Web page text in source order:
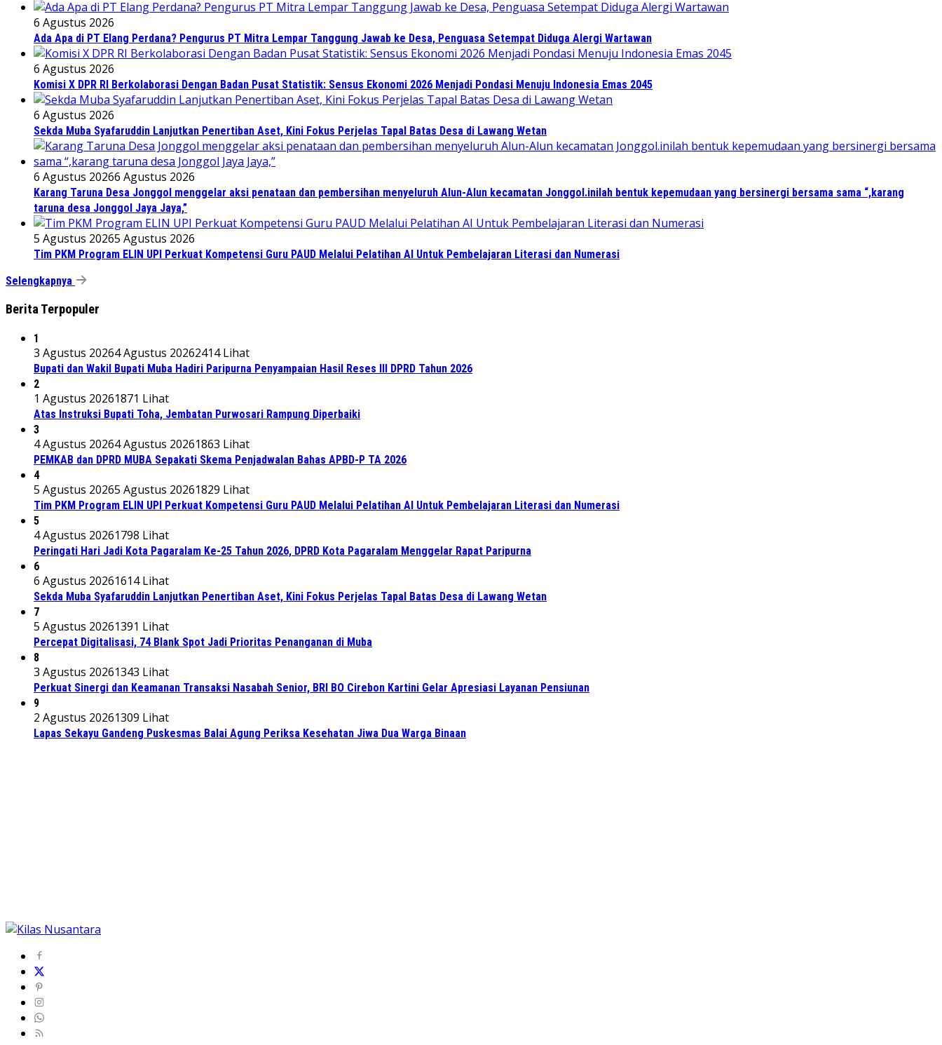
6 Agustus 2026
Ada Apa di PT Elang Perdana? Pengurus PT Mitra Lempar Tanggung Jawab ke Desa, Penguasa Setempat Diduga Alergi Wartawan
6 Agustus 2026
Komisi X DPR RI Berkolaborasi Dengan Badan Pusat Statistik: Sensus Ekonomi 2026 Menjadi Pondasi Menuju Indonesia Emas 2045
6 Agustus 2026
Sekda Muba Syafaruddin Lanjutkan Penertiban Aset, Kini Fokus Perjelas Tapal Batas Desa di Lawang Wetan
6 Agustus 20266 Agustus 2026
Karang Taruna Desa Jonggol menggelar aksi penataan dan pembersihan menyeluruh Alun-Alun kecamatan Jonggol.inilah bentuk kepemudaan yang bersinergi bersama sama “,karang
taruna desa Jonggol Jaya Jaya,”
5 Agustus 20265 Agustus 2026
Tim PKM Program ELIN UPI Perkuat Kompetensi Guru PAUD Melalui Pelatihan AI Untuk Pembelajaran Literasi dan Numerasi
Selengkapnya
Berita Terpopuler
1
3 Agustus 20264 Agustus 20262414 Lihat
Bupati dan Wakil Bupati Muba Hadiri Paripurna Penyampaian Hasil Reses III DPRD Tahun 2026
2
1 Agustus 20261871 Lihat
Atas Instruksi Bupati Toha, Jembatan Purwosari Rampung Diperbaiki
3
4 Agustus 20264 Agustus 20261863 Lihat
PEMKAB dan DPRD MUBA Sepakati Skema Penjadwalan Bahas APBD-P TA 2026
4
5 Agustus 20265 Agustus 20261829 Lihat
Tim PKM Program ELIN UPI Perkuat Kompetensi Guru PAUD Melalui Pelatihan AI Untuk Pembelajaran Literasi dan Numerasi
5
4 Agustus 20261798 Lihat
Peringati Hari Jadi Kota Pagaralam Ke-25 Tahun 2026, DPRD Kota Pagaralam Menggelar Rapat Paripurna
6
6 Agustus 20261614 Lihat
Sekda Muba Syafaruddin Lanjutkan Penertiban Aset, Kini Fokus Perjelas Tapal Batas Desa di Lawang Wetan
7
5 Agustus 20261391 Lihat
Percepat Digitalisasi, 74 Blank Spot Jadi Prioritas Penanganan di Muba
8
3 Agustus 20261343 Lihat
Perkuat Sinergi dan Keamanan Transaksi Nasabah Senior, BRI BO Cirebon Kartini Gelar Apresiasi Layanan Pensiunan
9
2 Agustus 20261309 Lihat
Lapas Sekayu Gandeng Puskesmas Balai Agung Periksa Kesehatan Jiwa Dua Warga Binaan